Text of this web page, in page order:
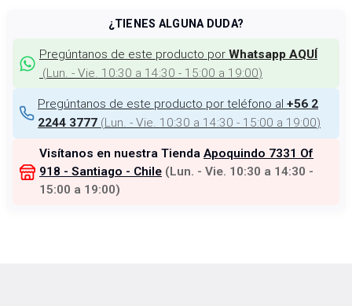
¿TIENES ALGUNA DUDA?
Pregúntanos de este producto por Whatsapp AQUÍ
(Lun. - Vie. 10:30 a 14:30 - 15:00 a 19:00)
Pregúntanos de este producto por teléfono al +56 2
2244 3777 (Lun. - Vie. 10:30 a 14:30 - 15:00 a 19:00)
Visítanos en nuestra Tienda Apoquindo 7331 Of
918 - Santiago - Chile (Lun. - Vie. 10:30 a 14:30 -
15:00 a 19:00)